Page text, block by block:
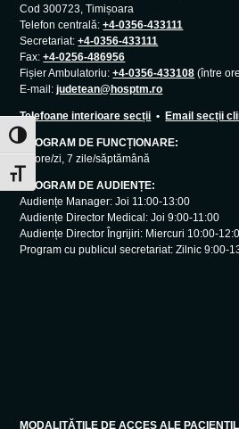
Toggle High Contrast
Toggle Font size
Cod 300723, Timișoara
Telefon centrală:+4-0356-433111
Secretariat:+4-0356-433111
Fax:+4-0256-486956
Fișier Ambulatoriu:+4-0356-433108 (între
E-mail:judetean@hosptm.ro
Telefoane interioare secții •Email secții
PROGRAM DE FUNCȚIONARE:
24 ore/zi, 7 zile/săptămână
PROGRAM DE AUDIENȚE:
Audiențe Manager: Joi 11:00-13:00
Audiențe Director Medical: Joi 9:00-11:00
Audiențe Director Îngrijiri: Miercuri 10:00-
Program cu publicul secretariat: Zilnic 9:00-
MODALITĂȚILE DE ACCES ALE